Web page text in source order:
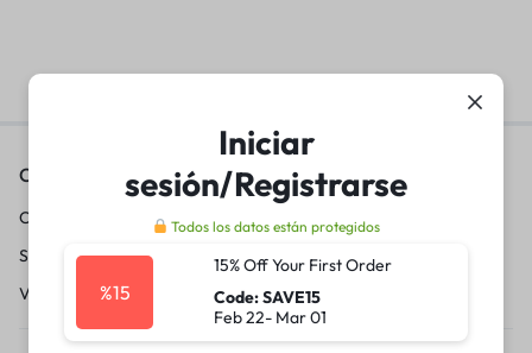
Contáctanos
Conviértete en vendedor
Sobre nosotros
Vende con 20lukas
Iniciar
sesión/Registrarse
Todos los datos están protegidos
%15
15% Off Your First Order
Code: SAVE15
Feb 22- Mar 01